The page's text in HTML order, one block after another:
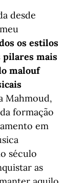
desde
os estilos
pilares mais
malouf
Mahmoud,
formação
em
século
as